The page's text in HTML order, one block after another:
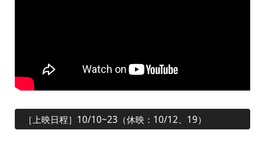
［上映日程］10/10~23（休映：10/12、19）